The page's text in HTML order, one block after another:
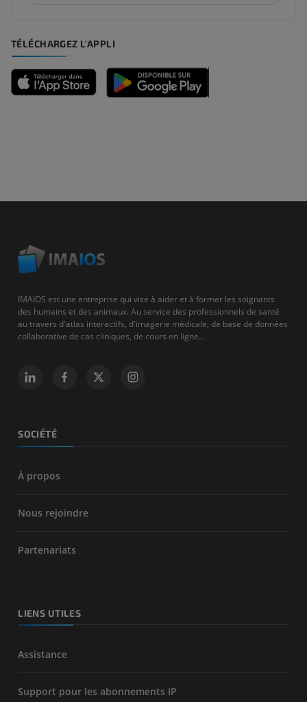
TÉLÉCHARGEZ L'APPLI
IMAIOS est une entreprise qui vise à aider et à former les soignants
des humains et des animaux. Au service des professionnels de santé
au travers d'atlas interactifs, d'imagerie médicale, de base de données
collaborative de cas cliniques, de cours en ligne...
SOCIÉTÉ
À propos
Nous rejoindre
Partenariats
LIENS UTILES
Assistance
Support pour les abonnements IP